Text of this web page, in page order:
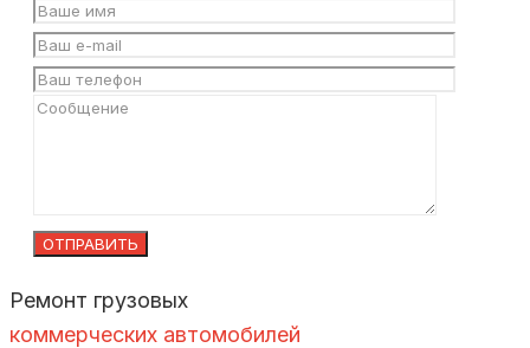
Ремонт грузовых
коммерческих автомобилей